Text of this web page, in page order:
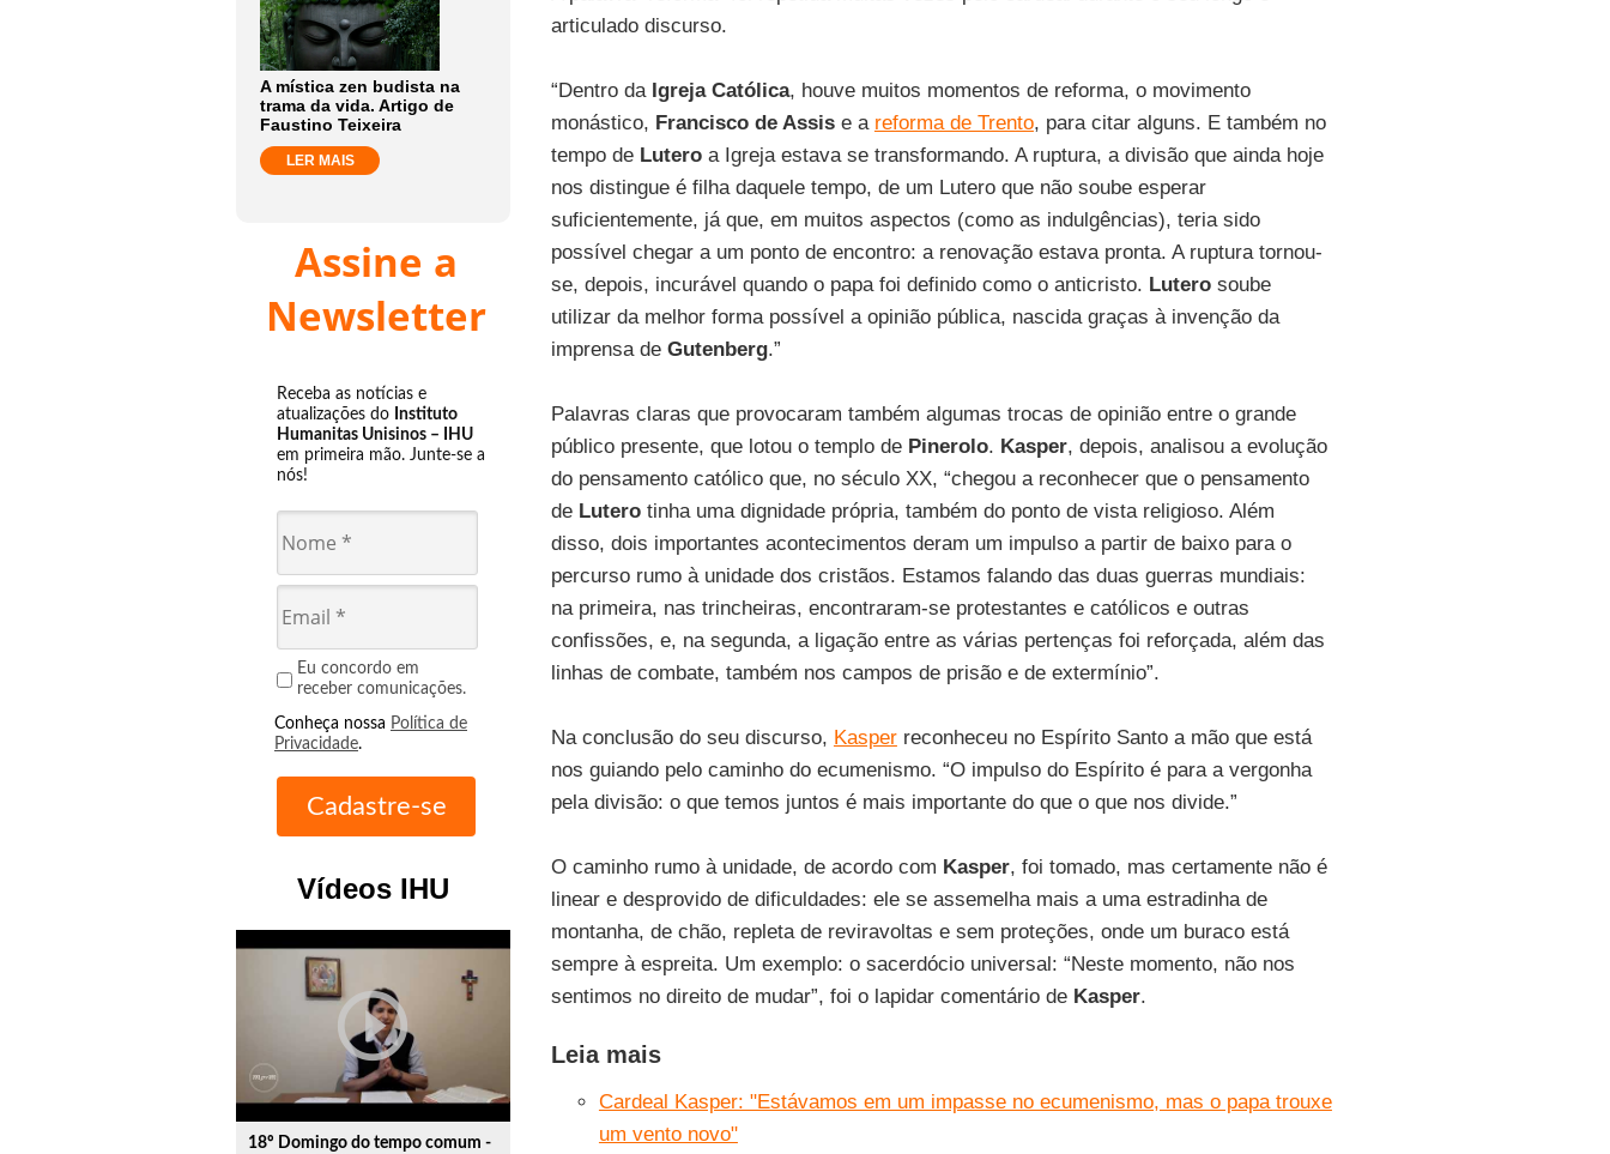
A mística zen budista na
trama da vida. Artigo de
Faustino Teixeira
LER MAIS
Assine a
Newsletter
Receba as notícias e
atualizações do Instituto
Humanitas Unisinos – IHU
em primeira mão. Junte-se a
nós!
Eu concordo em
receber comunicações.
Conheça nossa Política de
Privacidade.
Vídeos IHU
play_circle_outline
18º Domingo do tempo comum -
articulado discurso.
“Dentro da Igreja Católica, houve muitos momentos de reforma, o movimento
monástico, Francisco de Assise a reforma de Trento, para citar alguns. E também no
tempo de Luteroa Igreja estava se transformando. A ruptura, a divisão que ainda hoje
nos distingue é filha daquele tempo, de um Lutero que não soube esperar
suficientemente, já que, em muitos aspectos (como as indulgências), teria sido
possível chegar a um ponto de encontro: a renovação estava pronta. A ruptura tornou-
se, depois, incurável quando o papa foi definido como o anticristo. Luterosoube
utilizar da melhor forma possível a opinião pública, nascida graças à invenção da
imprensa de Gutenberg.”
Palavras claras que provocaram também algumas trocas de opinião entre o grande
público presente, que lotou o templo de Pinerolo. Kasper, depois, analisou a evolução
do pensamento católico que, no século XX, “chegou a reconhecer que o pensamento
de Luterotinha uma dignidade própria, também do ponto de vista religioso. Além
disso, dois importantes acontecimentos deram um impulso a partir de baixo para o
percurso rumo à unidade dos cristãos. Estamos falando das duas guerras mundiais:
na primeira, nas trincheiras, encontraram-se protestantes e católicos e outras
confissões, e, na segunda, a ligação entre as várias pertenças foi reforçada, além das
linhas de combate, também nos campos de prisão e de extermínio”.
Na conclusão do seu discurso, Kasperreconheceu no Espírito Santo a mão que está
nos guiando pelo caminho do ecumenismo. “O impulso do Espírito é para a vergonha
pela divisão: o que temos juntos é mais importante do que o que nos divide.”
O caminho rumo à unidade, de acordo com Kasper, foi tomado, mas certamente não é
linear e desprovido de dificuldades: ele se assemelha mais a uma estradinha de
montanha, de chão, repleta de reviravoltas e sem proteções, onde um buraco está
sempre à espreita. Um exemplo: o sacerdócio universal: “Neste momento, não nos
sentimos no direito de mudar”, foi o lapidar comentário de Kasper.
Leia mais
Cardeal Kasper: "Estávamos em um impasse no ecumenismo, mas o papa trouxe
um vento novo"